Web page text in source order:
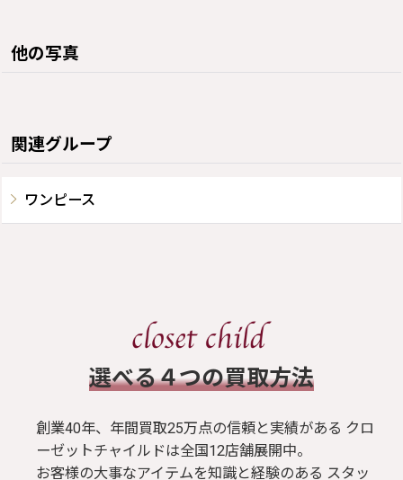
他の写真
関連グループ
ワンピース
​選べる４つの買取方法
創業40年、年間買取25万点の信頼と実績がある クロ
ーゼットチャイルドは全国12店舗展開中。
お客様の大事なアイテムを知識と経験のある スタッ